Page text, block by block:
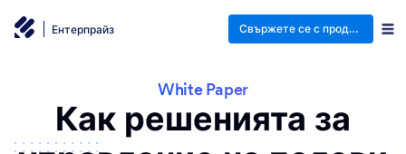
Ентерпрайз Свържете се с продажби
White Paper
Как решенията за